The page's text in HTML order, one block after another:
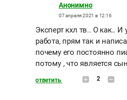
Анонимно
07 апреля 2021 в 12:16
Эксперт кхл тв.. О как.. И
работа, прям так и
почему его постоянно
потому , что является
ответить 2